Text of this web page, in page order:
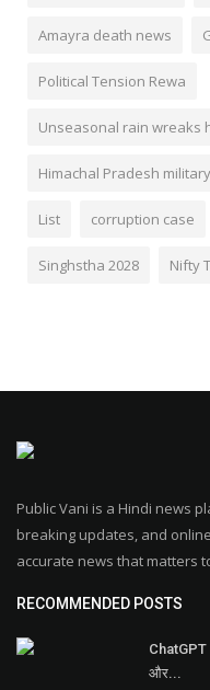
Amayra death news
Political Tension Rewa
Unseasonal rain wreaks
Himachal Pradesh
List corruption case
Singhstha 2028 Nifty
Public Vani is a Hindi news
breaking updates, and
accurate news that matters
RECOMMENDED POSTS
ChatGPT
और...